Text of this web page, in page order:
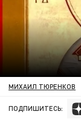
МИХАИЛ ТЮРЕНКОВ
ПОДПИШИТЕСЬ: